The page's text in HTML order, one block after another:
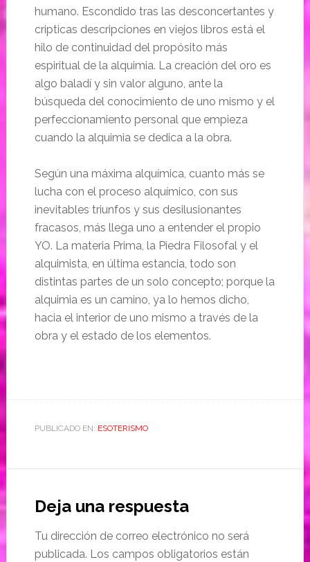
humano. Escondido tras las desconcertantes y
cripticas descripciones en viejos libros está el
hilo de continuidad del propósito más
espiritual de la alquimia. La creación del oro es
algo baladí y sin valor alguno, ante la
búsqueda del conocimiento de uno mismo y el
perfeccionamiento personal que empieza
cuando la alquimia se dedica a la obra.
Según una máxima alquímica, cuanto más se
lucha con el proceso alquímico, con sus
inevitables triunfos y sus desilusionantes
fracasos, más llega uno a entender el propio
YO. La materia Prima, la Piedra Filosofal y el
alquimista, en última estancia, todo son
distintas partes de un solo concepto; porque la
alquimia es un camino, ya lo hemos dicho,
hacia el interior de uno mismo a través de la
obra y el estado de los elementos.
PUBLICADO EN: ESOTERISMO
Deja una respuesta
Tu dirección de correo electrónico no será
publicada. Los campos obligatorios están